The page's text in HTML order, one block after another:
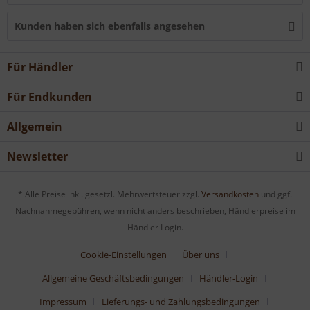
Kunden haben sich ebenfalls angesehen
Für Händler
Für Endkunden
Allgemein
Newsletter
* Alle Preise inkl. gesetzl. Mehrwertsteuer zzgl. Versandkosten und ggf.
Nachnahmegebühren, wenn nicht anders beschrieben, Händlerpreise im
Händler Login.
Cookie-Einstellungen
Über uns
Allgemeine Geschäftsbedingungen
Händler-Login
Impressum
Lieferungs- und Zahlungsbedingungen